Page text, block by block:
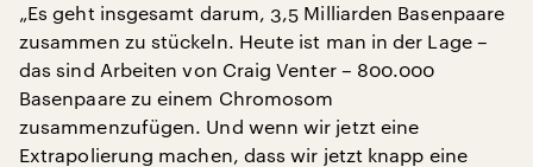
„Es geht insgesamt darum, 3,5 Milliarden Basenpaare
zusammen zu stückeln. Heute ist man in der Lage –
das sind Arbeiten von Craig Venter – 800.000
Basenpaare zu einem Chromosom
zusammenzufügen. Und wenn wir jetzt eine
Extrapolierung machen, dass wir jetzt knapp eine